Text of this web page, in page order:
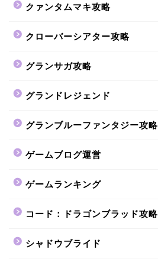
クァンタムマキ攻略
クローバーシアター攻略
グランサガ攻略
グランドレジェンド
グランブルーファンタジー攻略
ゲームブログ運営
ゲームランキング
コード：ドラゴンブラッド攻略
シャドウブライド